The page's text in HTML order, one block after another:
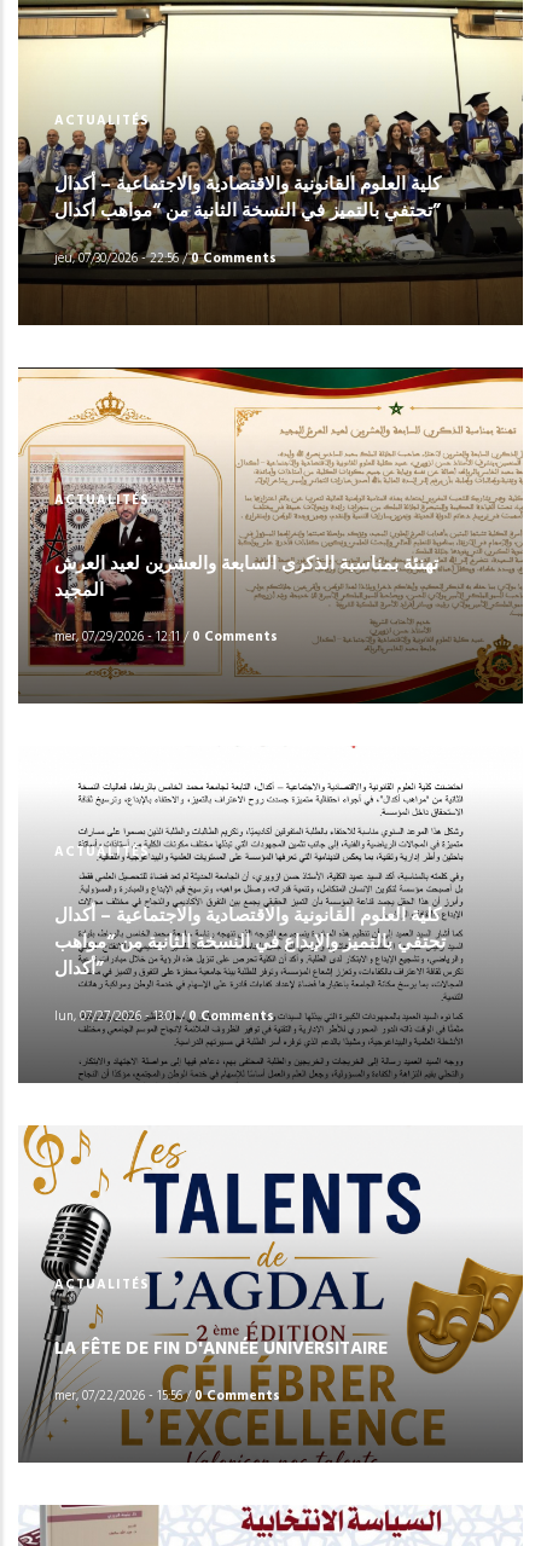
ACTUALITÉS
كلية العلوم القانونية والاقتصادية والاجتماعية – أكدال
تحتفي بالتميز في النسخة الثانية من “مواهب أكدال”
jeu, 07/30/2026 - 22:56/0 Comments
ACTUALITÉS
تهنئة بمناسبة الذكرى السابعة والعشرين لعيد العرش
المجيد
mer, 07/29/2026 - 12:11/0 Comments
ACTUALITÉS
كلية العلوم القانونية والاقتصادية والاجتماعية – أكدال
تحتفي بالتميز والإبداع في النسخة الثانية من “مواهب
أكدال”
lun, 07/27/2026 - 13:01/0 Comments
ACTUALITÉS
LA FÊTE DE FIN D'ANNÉE UNIVERSITAIRE
mer, 07/22/2026 - 15:56/0 Comments